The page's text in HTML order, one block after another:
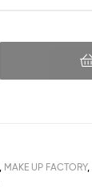
MAKE UP FACTORY,